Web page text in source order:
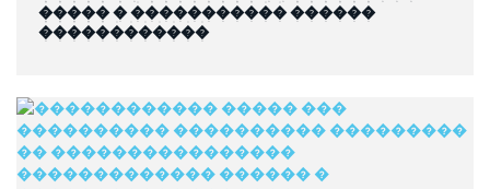
����� � ����������� ������
������������